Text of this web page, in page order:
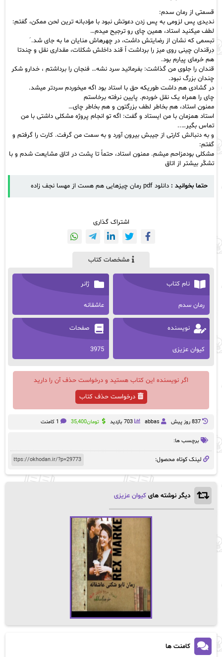
قسمتی از رمان سدم:
ندیدی پس لزومی به پس زدن دعوتش نبود با مؤدبانه ترین لحن ممکن، گفتم:
لطف میکنید استاد، همین چای رو ترجیح میدم…
تبسمی که نشان از رضایتش داشت، در چهرهاش منایان ما به جای شد. َ
دِرقندان چینی روی میز را برداشت اّ قند داخلش شکلات، مقداری نقل و چندتا
هم خرمای پیارم بود.
قندان را جلوی من گذاشت: بفرمائید سرد نشه… فنجان را برداشتم ، خدارو شکر
چندان بزرگ نبود.
در گشادی هم داشت طوریکه حق با استاد بود اگه میخوردم سردتر میشد.
چای را همراه یک نقل خوردم. پایین نرفته برخاستم
ممنون استاد، هم بخاطر لطف بزرگتون و هم بخاطر چای…
استاد همزمان با من ایستاد و گفت: اگه تو انجام پروژه مشکلی داشتی با من
تماس بگیر…..
و به دنبالش کارتی از جیبش بیرون آورد و به سمت من گرفت. کارت را گرفتم و
گفتم:
مشکلی بودمزاحم میشم. ممنون استاد، حتماً تا پشت در اتاق مشایعت شدم و با
تشکّر بیشتر از اتاق
حتما بخوانید : دانلود pdf رمان چیزهایی هم هست از مهسا نجف زاده
اشتراک گذاری
مشخصات کتاب
نام کتاب
رمان سدم
ژانر
عاشقانه
نویسنده
کیوان عزیزی
صفحات
3975
اگر نویسنده این کتاب هستید و درخواست حذف آن را دارید
درخواست حذف کتاب
837 روز پيش abbas 703 بازدید تومان35,400 1 کامنت
برچسب ها:
لینک کوتاه محصول:
دیگر نوشته های کیوان عزیزی
کامنت ها